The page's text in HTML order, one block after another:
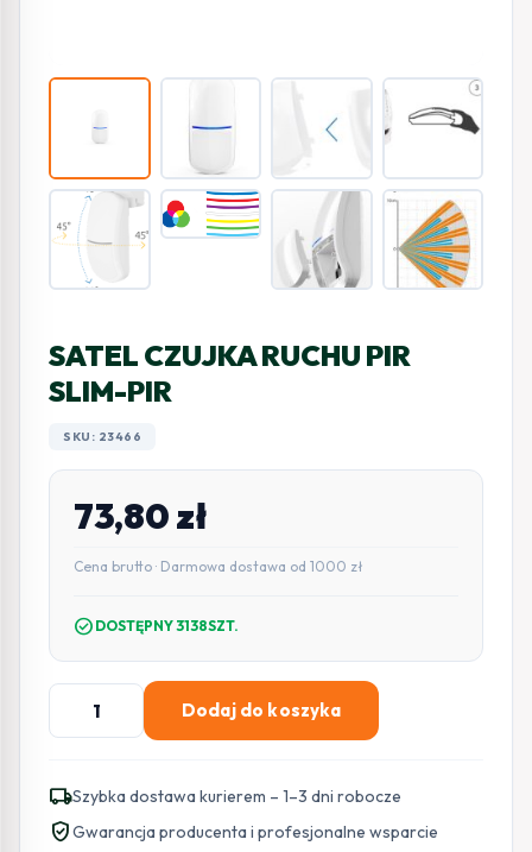
SATEL CZUJKA RUCHU PIR
SLIM-PIR
SKU: 23466
73,80zł
Cena brutto · Darmowa dostawa od 1000 zł
check_circle DOSTĘPNY 3138SZT.
ilość
SATEL
RUCHU
PIR
SLIM-
Dodaj do koszyka
local_shippingSzybka dostawa kurierem – 1–3 dni robocze
verified_userGwarancja producenta i profesjonalne wsparcie